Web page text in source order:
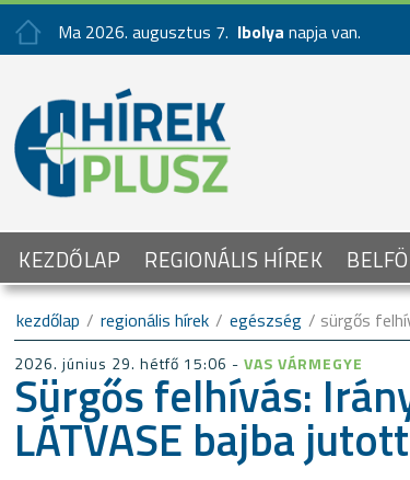
Ma 2026. augusztus 7. Ibolya napja van.
KEZDŐLAP REGIONÁLIS HÍREK
kezdőlap / regionális hírek / egészség / sürgős
2026. június 29. hétfő 15:06 -VAS VÁRMEGYE
Sürgős felhívás:
LÁTVASE bajba